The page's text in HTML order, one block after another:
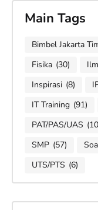
Main Tags
Bimbel Jakarta
Fisika (30)
Inspirasi (8)
IT Training (91)
PAT/PAS/UAS
SMP (57)
UTS/PTS (6)